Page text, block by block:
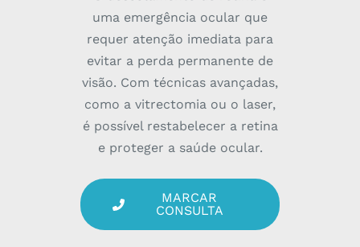
uma emergência ocular que
requer atenção imediata para
evitar a perda permanente de
visão. Com técnicas avançadas,
como a vitrectomia ou o laser,
é possível restabelecer a retina
e proteger a saúde ocular.
MARCAR
CONSULTA